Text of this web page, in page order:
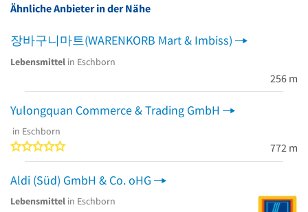
Ähnliche Anbieter in der Nähe
장바구니마트(WARENKORB Mart & Imbiss)
Lebensmittel in Eschborn
256 m
Yulongquan Commerce & Trading GmbH
in Eschborn
772 m
Aldi (Süd) GmbH & Co. oHG
Lebensmittel in Eschborn